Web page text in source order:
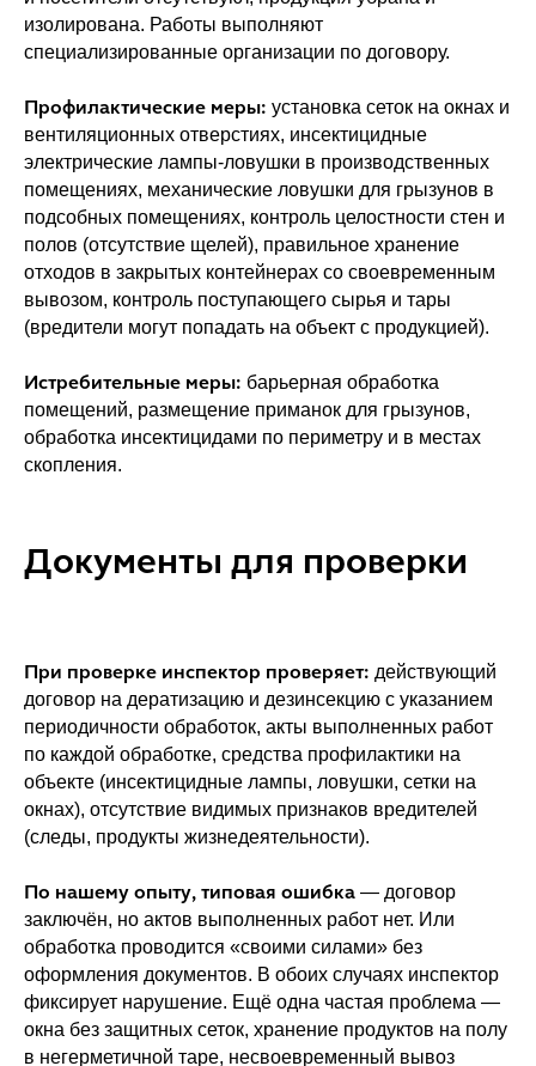
изолирована. Работы выполняют
специализированные организации по договору.
Профилактические меры: установка сеток на окнах и
вентиляционных отверстиях, инсектицидные
электрические лампы-ловушки в производственных
помещениях, механические ловушки для грызунов в
подсобных помещениях, контроль целостности стен и
полов (отсутствие щелей), правильное хранение
отходов в закрытых контейнерах со своевременным
вывозом, контроль поступающего сырья и тары
(вредители могут попадать на объект с продукцией).
Истребительные меры: барьерная обработка
помещений, размещение приманок для грызунов,
обработка инсектицидами по периметру и в местах
скопления.
Документы для проверки
При проверке инспектор проверяет: действующий
договор на дератизацию и дезинсекцию с указанием
периодичности обработок, акты выполненных работ
по каждой обработке, средства профилактики на
объекте (инсектицидные лампы, ловушки, сетки на
окнах), отсутствие видимых признаков вредителей
(следы, продукты жизнедеятельности).
По нашему опыту, типовая ошибка — договор
заключён, но актов выполненных работ нет. Или
обработка проводится «своими силами» без
оформления документов. В обоих случаях инспектор
фиксирует нарушение. Ещё одна частая проблема —
окна без защитных сеток, хранение продуктов на полу
в негерметичной таре, несвоевременный вывоз